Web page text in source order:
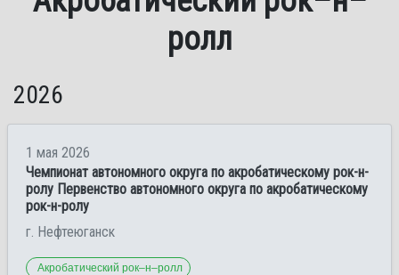
ролл
2026
1 мая 2026
Чемпионат автономного округа по акробатическому рок-н-
ролу Первенство автономного округа по акробатическому
рок-н-ролу
г. Нефтеюганск
Акробатический рок–н–ролл